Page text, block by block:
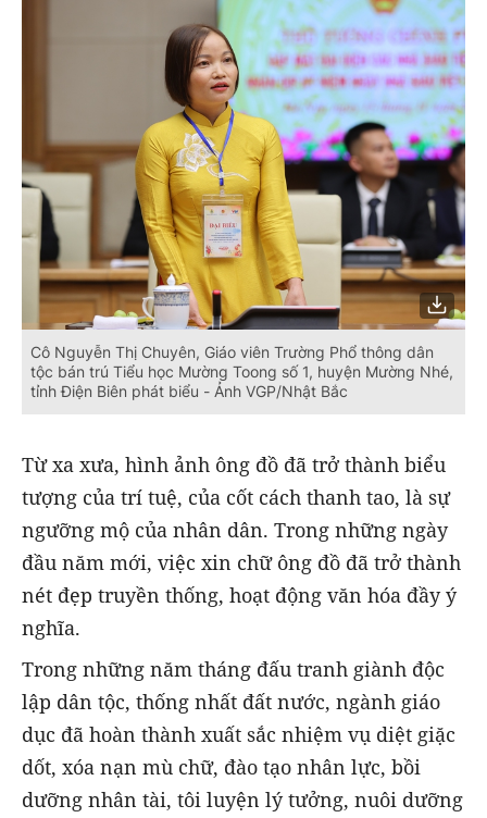
Cô Nguyễn Thị Chuyên, Giáo viên Trường Phổ thông dân
tộc bán trú Tiểu học Mường Toong số 1, huyện Mường Nhé,
tỉnh Điện Biên phát biểu - Ảnh VGP/Nhật Bắc
Từ xa xưa, hình ảnh ông đồ đã trở thành biểu
tượng của trí tuệ, của cốt cách thanh tao, là sự
ngưỡng mộ của nhân dân. Trong những ngày
đầu năm mới, việc xin chữ ông đồ đã trở thành
nét đẹp truyền thống, hoạt động văn hóa đầy ý
nghĩa.
Trong những năm tháng đấu tranh giành độc
lập dân tộc, thống nhất đất nước, ngành giáo
dục đã hoàn thành xuất sắc nhiệm vụ diệt giặc
dốt, xóa nạn mù chữ, đào tạo nhân lực, bồi
dưỡng nhân tài, tôi luyện lý tưởng, nuôi dưỡng